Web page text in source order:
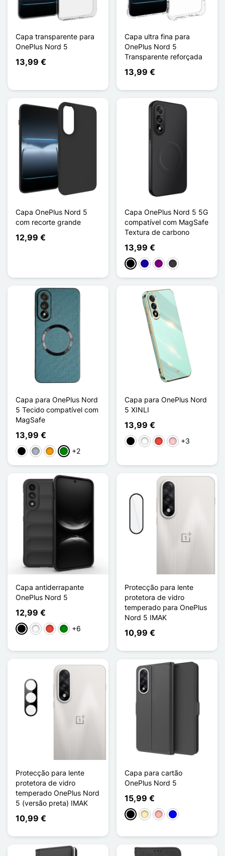
Capa transparente para
OnePlus Nord 5
13,99 €
Capa ultra fina para
OnePlus Nord 5
Transparente reforçada
13,99 €
Capa OnePlus Nord 5
com recorte grande
12,99 €
Capa OnePlus Nord 5 5G
compatível com MagSafe
Textura de carbono
13,99 €
PretoAzul Escuro
PúrpuraCinzento escuro
Capa para OnePlus Nord
5 Tecido compatível com
MagSafe
13,99 €
PretoCinzento
LaranjaVerde
+2
Capa para OnePlus Nord
5 XINLI
13,99 €
PretoBrancoVermelho
Rosa+3
Capa antiderrapante
OnePlus Nord 5
12,99 €
PretoBrancoVermelho
Verde
+6
Protecção para lente
protetora de vidro
temperado para OnePlus
Nord 5 IMAK
10,99 €
Protecção para lente
protetora de vidro
temperado OnePlus Nord
5 (versão preta) IMAK
10,99 €
Capa para cartão
OnePlus Nord 5
15,99 €
PretoOuroOuro rosa
Azul